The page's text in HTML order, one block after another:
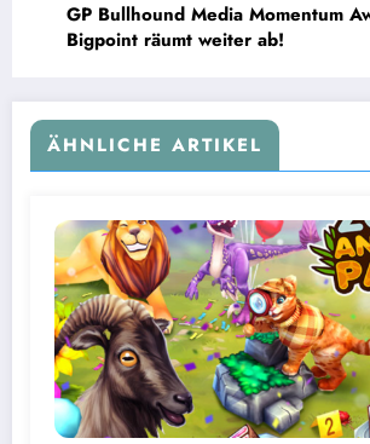
GP Bullhound Media Momentum
Bigpoint räumt weiter ab!
ÄHNLICHE ARTIKEL